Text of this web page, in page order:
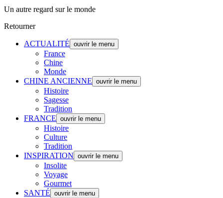
Un autre regard sur le monde
Retourner
ACTUALITÉ ouvrir le menu
France
Chine
Monde
CHINE ANCIENNE ouvrir le menu
Histoire
Sagesse
Tradition
FRANCE ouvrir le menu
Histoire
Culture
Tradition
INSPIRATION ouvrir le menu
Insolite
Voyage
Gourmet
SANTÉ ouvrir le menu